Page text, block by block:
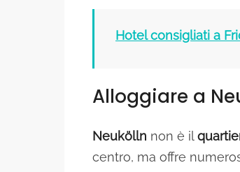
Hotel consigliati a
Alloggiare a
Neukölln non è il
centro, ma offre